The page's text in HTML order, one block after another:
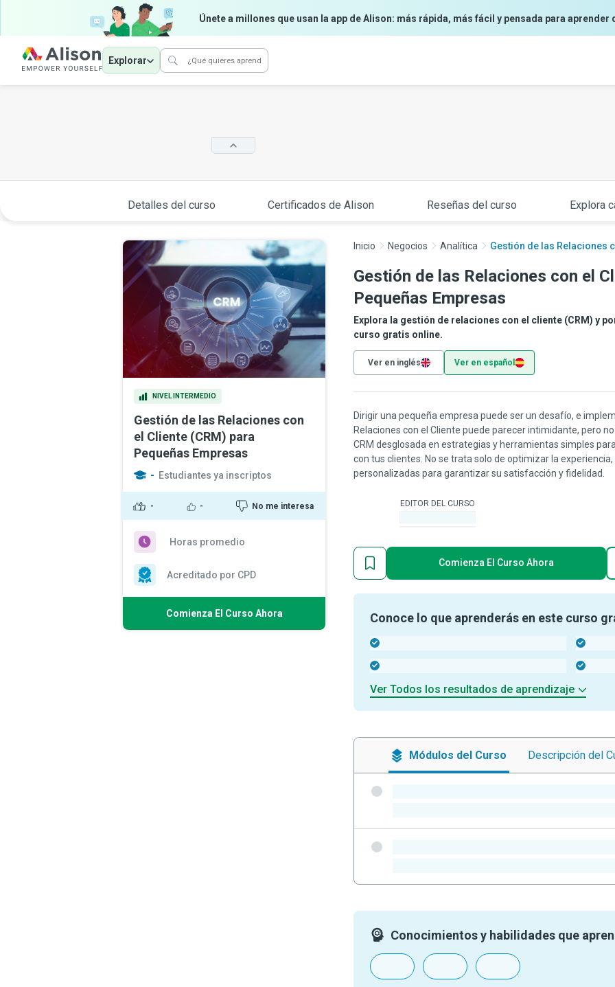
Únete a millones que usan la app de Alison: más rápida, más fácil y pensada para
Explorar
Detalles del curso Certificados de Alison Reseñas del curso Explora
NIVEL INTERMEDIO
Gestión de las Relaciones con
el Cliente (CRM) para
Pequeñas Empresas
- Estudiantes ya inscriptos
- - No me interesa
Horas promedio
Acreditado por CPD
Comienza El Curso Ahora
Inicio Negocios Analítica Gestión de las Relaciones
Gestión de las Relaciones con el
Pequeñas Empresas
Explora la gestión de relaciones con el cliente (CRM) y
curso gratis online.
Ver en inglés Ver en español
Dirigir una pequeña empresa puede ser un desafío, e
Relaciones con el Cliente puede parecer intimidante, pero
CRM desglosada en estrategias y herramientas simples
con tus clientes. No se trata solo de optimizar la
personalizadas para garantizar su satisfacción y fidelidad.
EDITOR DEL CURSO
Comienza El Curso Ahora
Conoce lo que aprenderás en este curso
Ver Todos los resultados de aprendizaje
Módulos del Curso Descripción del
Conocimientos y habilidades que